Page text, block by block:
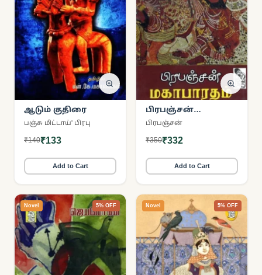
ஆடும் குதிரை
பஞ்சு மிட்டாய்' பிரபு
₹140₹133
Add to Cart
பிரபஞ்சன்
மகாபாரதம்
பிரபஞ்சன்
₹350₹332
Add to Cart
Novel 5% OFF Novel 5% OFF